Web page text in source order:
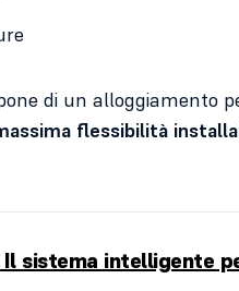
di un alloggiamento
flessibilità
Il sistema intelligente